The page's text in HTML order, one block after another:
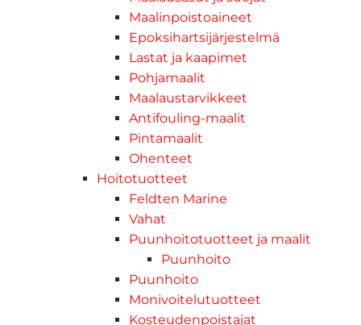
Maalinpoistoaineet
Epoksihartsijärjestelmä
Lastat ja kaapimet
Pohjamaalit
Maalaustarvikkeet
Antifouling-maalit
Pintamaalit
Ohenteet
Hoitotuotteet
Feldten Marine
Vahat
Puunhoitotuotteet ja maalit
Puunhoito
Puunhoito
Monivoitelutuotteet
Kosteudenpoistajat